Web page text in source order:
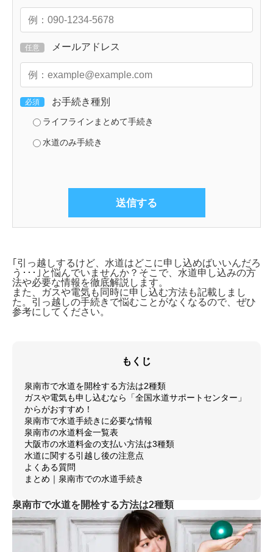
任意 メールアドレス
必須 お手続き種別
ライフラインまとめて手続き
水道のみ手続き
｢引っ越しするけど、水道はどこに申し込めばいいんだろ
う･･･｣と悩んでいませんか？そこで、 水道申し込みの方
法や必要な情報を徹底解説します。
また、ガスや電気も同時に申し込む方法も記載しまし
た。引っ越しの手続きで悩むことがなくなるので、ぜひ
参考にしてください。
もくじ
泉南市で水道を開栓する方法は2種類
ガスや電気も申し込むなら「全国水道サポートセンター」
からがおすすめ！
泉南市で水道手続きに必要な情報
泉南市の水道料金一覧表
大阪市の水道料金の支払い方法は3種類
水道に関する引越し後の注意点
よくある質問
まとめ｜泉南市での水道手続き
泉南市で水道を開栓する方法は2種類